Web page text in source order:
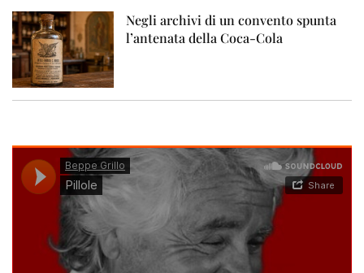
Negli archivi di un convento spunta
l’antenata della Coca-Cola